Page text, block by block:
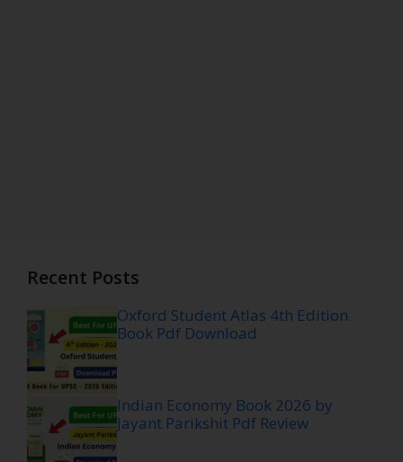
Recent Posts
Oxford Student Atlas 4th Edition
Book Pdf Download
Indian Economy Book 2026 by
Jayant Parikshit Pdf Review